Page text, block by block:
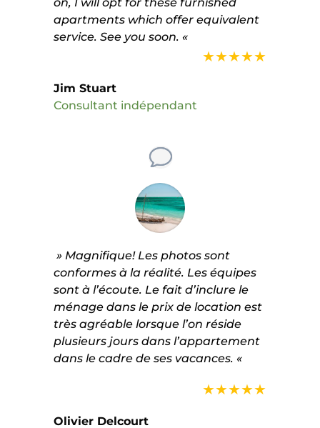
apartments which offer equivalent
service. See you soon. «
★★★★★
Jim Stuart
Consultant indépendant
» Magnifique! Les photos sont
conformes à la réalité. Les équipes
sont à l’écoute. Le fait d’inclure le
ménage dans le prix de location est
très agréable lorsque l’on réside
plusieurs jours dans l’appartement
dans le cadre de ses vacances. «
★★★★★
Olivier Delcourt